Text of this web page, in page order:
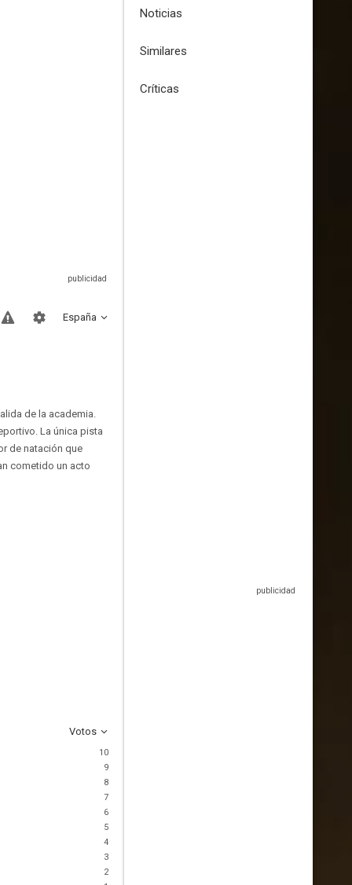
España
de la academia.
La única pista
de natación que
cometido un acto
Votos
10
9
8
7
6
5
4
3
2
Noticias
Similares
Críticas